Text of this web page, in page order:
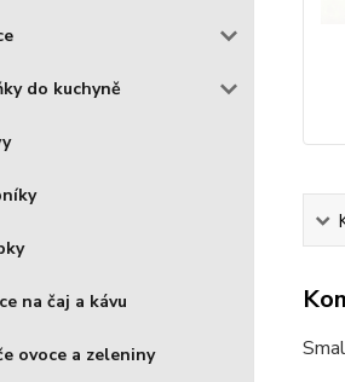
do kuchyně
na čaj a kávu
ovoce a zeleniny